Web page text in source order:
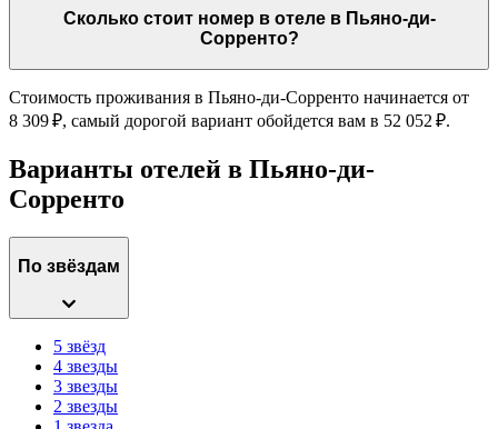
Сколько стоит номер в отеле в Пьяно-ди-
Сорренто?
Стоимость проживания в Пьяно-ди-Сорренто начинается от
8 309 ₽, самый дорогой вариант обойдется вам в 52 052 ₽.
Варианты отелей в Пьяно-ди-
Сорренто
По звёздам
5 звёзд
4 звезды
3 звезды
2 звезды